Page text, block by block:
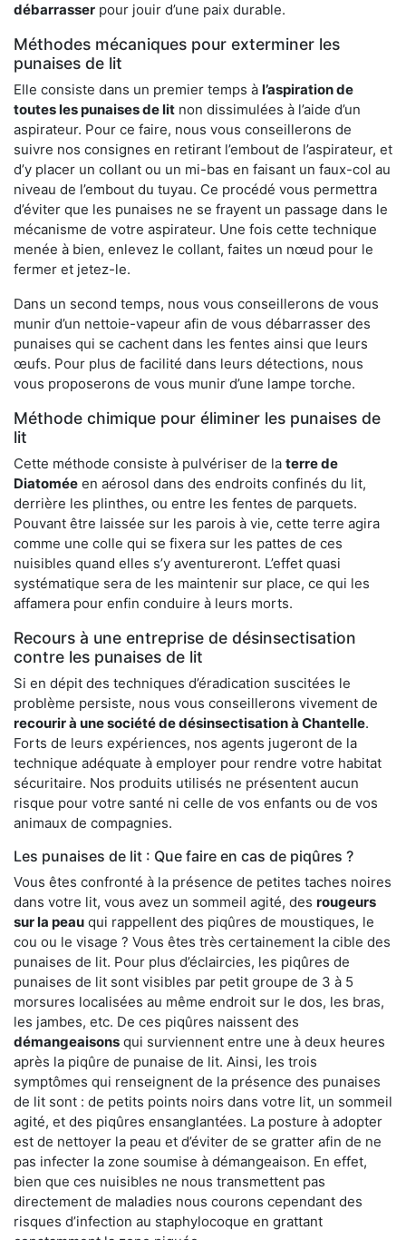
débarrasser pour jouir d’une paix durable.
Méthodes mécaniques pour exterminer les
punaises de lit
Elle consiste dans un premier temps à l’aspiration de
toutes les punaises de lit non dissimulées à l’aide d’un
aspirateur. Pour ce faire, nous vous conseillerons de
suivre nos consignes en retirant l’embout de l’aspirateur, et
d’y placer un collant ou un mi-bas en faisant un faux-col au
niveau de l’embout du tuyau. Ce procédé vous permettra
d’éviter que les punaises ne se frayent un passage dans le
mécanisme de votre aspirateur. Une fois cette technique
menée à bien, enlevez le collant, faites un nœud pour le
fermer et jetez-le.
Dans un second temps, nous vous conseillerons de vous
munir d’un nettoie-vapeur afin de vous débarrasser des
punaises qui se cachent dans les fentes ainsi que leurs
œufs. Pour plus de facilité dans leurs détections, nous
vous proposerons de vous munir d’une lampe torche.
Méthode chimique pour éliminer les punaises de
lit
Cette méthode consiste à pulvériser de la terre de
Diatomée en aérosol dans des endroits confinés du lit,
derrière les plinthes, ou entre les fentes de parquets.
Pouvant être laissée sur les parois à vie, cette terre agira
comme une colle qui se fixera sur les pattes de ces
nuisibles quand elles s’y aventureront. L’effet quasi
systématique sera de les maintenir sur place, ce qui les
affamera pour enfin conduire à leurs morts.
Recours à une entreprise de désinsectisation
contre les punaises de lit
Si en dépit des techniques d’éradication suscitées le
problème persiste, nous vous conseillerons vivement de
recourir à une société de désinsectisation à Chantelle.
Forts de leurs expériences, nos agents jugeront de la
technique adéquate à employer pour rendre votre habitat
sécuritaire. Nos produits utilisés ne présentent aucun
risque pour votre santé ni celle de vos enfants ou de vos
animaux de compagnies.
Les punaises de lit : Que faire en cas de piqûres ?
Vous êtes confronté à la présence de petites taches noires
dans votre lit, vous avez un sommeil agité, des rougeurs
sur la peau qui rappellent des piqûres de moustiques, le
cou ou le visage ? Vous êtes très certainement la cible des
punaises de lit. Pour plus d’éclaircies, les piqûres de
punaises de lit sont visibles par petit groupe de 3 à 5
morsures localisées au même endroit sur le dos, les bras,
les jambes, etc. De ces piqûres naissent des
démangeaisons qui surviennent entre une à deux heures
après la piqûre de punaise de lit. Ainsi, les trois
symptômes qui renseignent de la présence des punaises
de lit sont : de petits points noirs dans votre lit, un sommeil
agité, et des piqûres ensanglantées. La posture à adopter
est de nettoyer la peau et d’éviter de se gratter afin de ne
pas infecter la zone soumise à démangeaison. En effet,
bien que ces nuisibles ne nous transmettent pas
directement de maladies nous courons cependant des
risques d’infection au staphylocoque en grattant